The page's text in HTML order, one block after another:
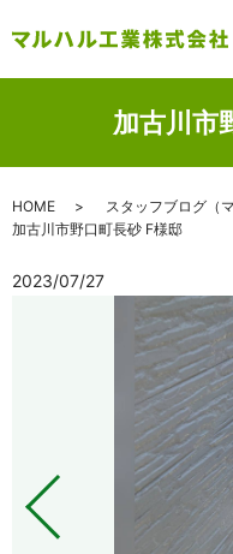
加古川市
HOME
スタッフブログ（
加古川市野口町長砂 F様邸
2023/07/27